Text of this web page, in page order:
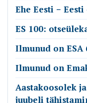
Ehe Eesti −
ES 100:
Ilmunud on ESA
Ilmunud on
Aastakoosolek
juubeli